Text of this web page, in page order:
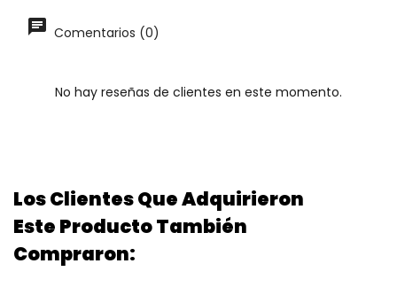
Comentarios (0)
No hay reseñas de clientes en este momento.
Los Clientes Que Adquirieron
Este Producto También
Compraron: